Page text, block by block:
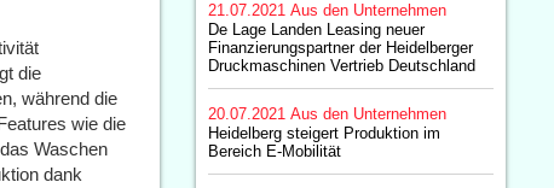
die
während die
wie die
Waschen
dank
21.07.2021 Aus den Unternehmen
De Lage Landen Leasing neuer
Finanzierungspartner der Heidelberger
Druckmaschinen Vertrieb Deutschland
20.07.2021 Aus den Unternehmen
Heidelberg steigert Produktion im
Bereich E-Mobilität